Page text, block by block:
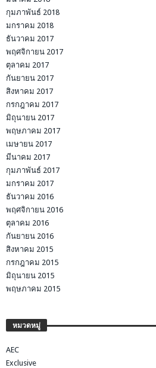
กุมภาพันธ์ 2018
มกราคม 2018
ธันวาคม 2017
พฤศจิกายน 2017
ตุลาคม 2017
กันยายน 2017
สิงหาคม 2017
กรกฎาคม 2017
มิถุนายน 2017
พฤษภาคม 2017
เมษายน 2017
มีนาคม 2017
กุมภาพันธ์ 2017
มกราคม 2017
ธันวาคม 2016
พฤศจิกายน 2016
ตุลาคม 2016
กันยายน 2016
สิงหาคม 2015
กรกฎาคม 2015
มิถุนายน 2015
พฤษภาคม 2015
หมวดหมู่
AEC
Exclusive